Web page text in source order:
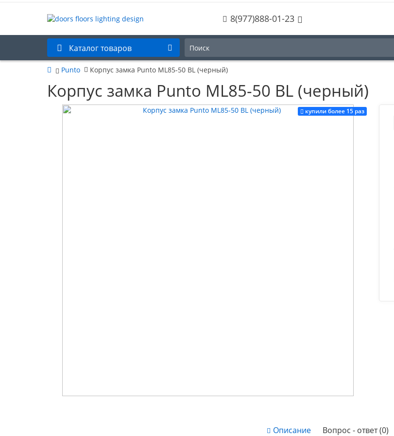
8(977)888-01-23
Каталог товаров
Punto Корпуc замка Punto ML85-50 BL (черный)
Корпуc замка Punto ML85-50 BL (черный)
купили более 15 раз
Описание Вопрос - ответ (0)